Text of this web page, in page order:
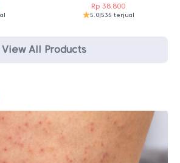
Rp 38.800
5.0|535 terjual
View All Products